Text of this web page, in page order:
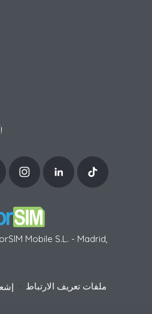
أكثر من 25,000 تقييم حقيقي!
Mobile S.L. - Madrid,
ملفات تعريف الارتباط